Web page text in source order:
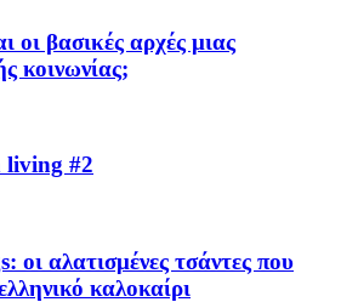
οι βασικές αρχές μιας
κοινωνίας;
#2
οι αλατισμένες τσάντες που
καλοκαίρι